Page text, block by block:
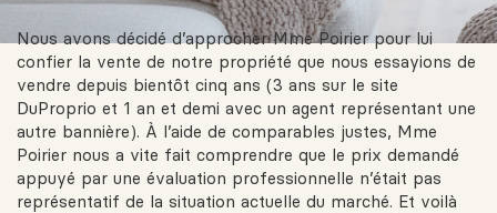
Nous avons décidé d’approcher Mme Poirier pour lui
confier la vente de notre propriété que nous essayions de
vendre depuis bientôt cinq ans (3 ans sur le site
DuProprio et 1 an et demi avec un agent représentant une
autre bannière). À l’aide de comparables justes, Mme
Poirier nous a vite fait comprendre que le prix demandé
appuyé par une évaluation professionnelle n’était pas
représentatif de la situation actuelle du marché. Et voilà